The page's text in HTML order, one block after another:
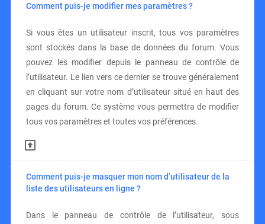
Comment puis-je modifier mes paramètres ?
Si vous êtes un utilisateur inscrit, tous vos paramètres
sont stockés dans la base de données du forum. Vous
pouvez les modifier depuis le panneau de contrôle de
l’utilisateur. Le lien vers ce dernier se trouve généralement
en cliquant sur votre nom d’utilisateur situé en haut des
pages du forum. Ce système vous permettra de modifier
tous vos paramètres et toutes vos préférences.
Comment puis-je masquer mon nom d’utilisateur de la
liste des utilisateurs en ligne ?
Dans le panneau de contrôle de l’utilisateur, sous